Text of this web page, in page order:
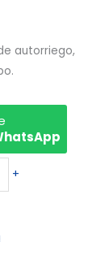
autorriego,
+